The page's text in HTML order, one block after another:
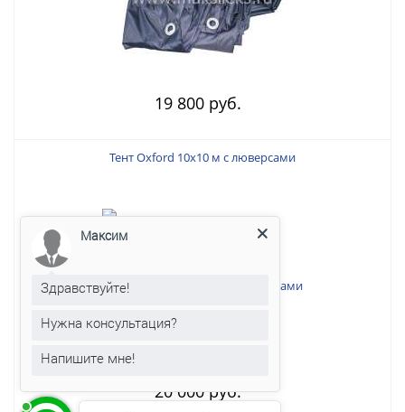
19 800 руб.
Тент Oxford 10х10 м с люверсами
20 000 руб.
Максим
Здравствуйте!
Нужна консультация?
Напишите мне!